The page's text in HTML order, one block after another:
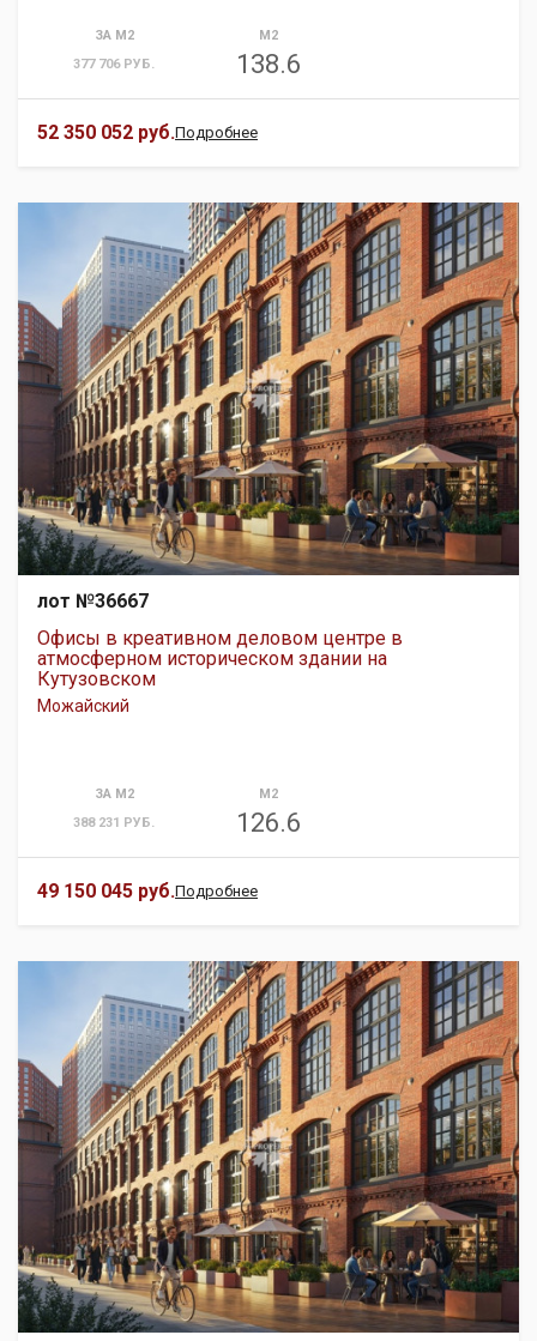
ЗА М2
377 706 РУБ.
М2
138.6
52 350 052 руб.Подробнее
лот №36667
Офисы в креативном деловом центре в
атмосферном историческом здании на
Кутузовском
Можайский
ЗА М2
388 231 РУБ.
М2
126.6
49 150 045 руб.Подробнее